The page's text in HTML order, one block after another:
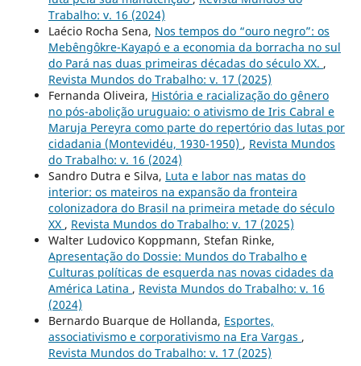
Trabalho: v. 16 (2024)
Laécio Rocha Sena, Nos tempos do “ouro negro”: os
Mebêngôkre-Kayapó e a economia da borracha no sul
do Pará nas duas primeiras décadas do século XX. ,
Revista Mundos do Trabalho: v. 17 (2025)
Fernanda Oliveira, História e racialização do gênero
no pós-abolição uruguaio: o ativismo de Iris Cabral e
Maruja Pereyra como parte do repertório das lutas por
cidadania (Montevidéu, 1930-1950) , Revista Mundos
do Trabalho: v. 16 (2024)
Sandro Dutra e Silva, Luta e labor nas matas do
interior: os mateiros na expansão da fronteira
colonizadora do Brasil na primeira metade do século
XX , Revista Mundos do Trabalho: v. 17 (2025)
Walter Ludovico Koppmann, Stefan Rinke,
Apresentação do Dossie: Mundos do Trabalho e
Culturas políticas de esquerda nas novas cidades da
América Latina , Revista Mundos do Trabalho: v. 16
(2024)
Bernardo Buarque de Hollanda, Esportes,
associativismo e corporativismo na Era Vargas ,
Revista Mundos do Trabalho: v. 17 (2025)